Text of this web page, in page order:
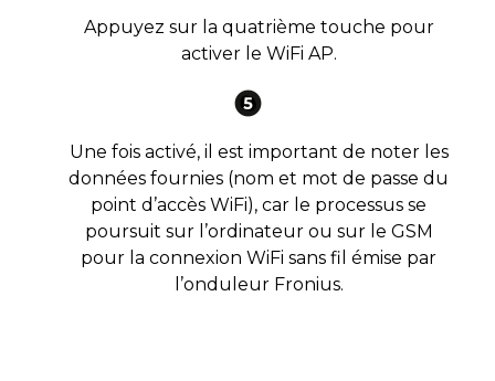
Appuyez sur la quatrième touche pour
activer le WiFi AP.
Une fois activé, il est important de noter les
données fournies (nom et mot de passe du
point d’accès WiFi), car le processus se
poursuit sur l’ordinateur ou sur le GSM
pour la connexion WiFi sans fil émise par
l’onduleur Fronius.